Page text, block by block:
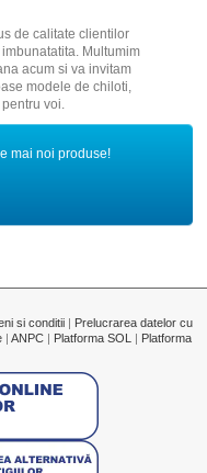
de calitate clientilor
Multumim
acum si va invitam
modele de chiloti,
voi.
mai noi produse!
si conditii | Prelucrarea datelor cu
| ANPC | Platforma SOL | Platforma